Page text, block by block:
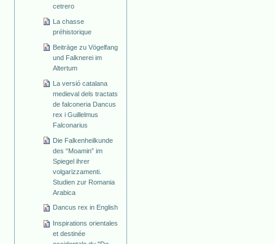
cetrero
La chasse
préhistorique
Beiträge zu Vögelfang
und Falknerei im
Altertum
La versió catalana
medieval dels tractats
de falconeria Dancus
rex i Guillelmus
Falconarius
Die Falkenheilkunde
des “Moamin” im
Spiegel ihrer
volgarizzamenti.
Studien zur Romania
Arabica
Dancus rex in English
Inspirations orientales
et destinée